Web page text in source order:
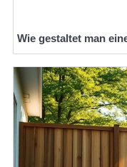
Wie gestaltet man